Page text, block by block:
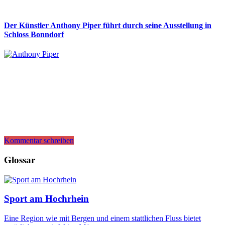
Der Künstler Anthony Piper führt durch seine Ausstellung in
Schloss Bonndorf
Kommentar schreiben
Glossar
Sport am Hochrhein
Eine Region wie mit Bergen und einem stattlichen Fluss bietet